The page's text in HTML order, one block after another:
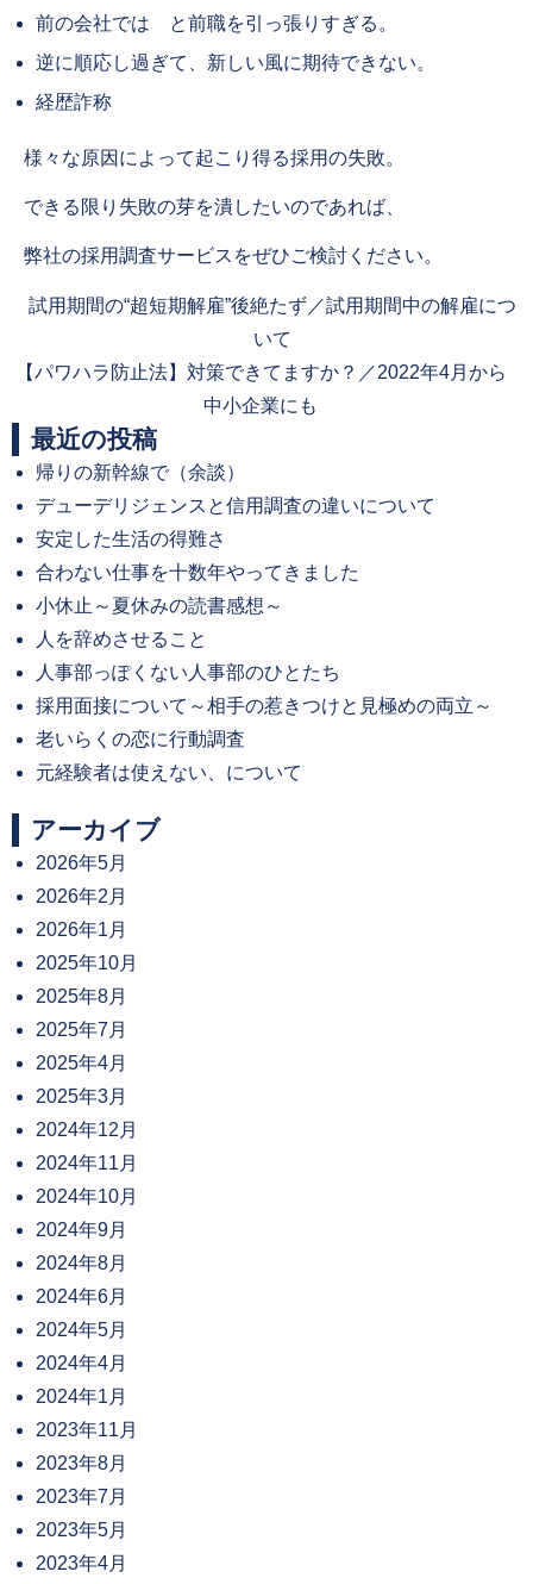
前の会社では と前職を引っ張りすぎる。
逆に順応し過ぎて、新しい風に期待できない。
経歴詐称
様々な原因によって起こり得る採用の失敗。
できる限り失敗の芽を潰したいのであれば、
弊社の採用調査サービスをぜひご検討ください。
Previous
試用期間の“超短期解雇”後絶たず／試用期間中の解雇につ
いて
Next
【パワハラ防止法】対策できてますか？／2022年4月から
中小企業にも
最近の投稿
帰りの新幹線で（余談）
デューデリジェンスと信用調査の違いについて
安定した生活の得難さ
合わない仕事を十数年やってきました
小休止～夏休みの読書感想～
人を辞めさせること
人事部っぽくない人事部のひとたち
採用面接について～相手の惹きつけと見極めの両立～
老いらくの恋に行動調査
元経験者は使えない、について
アーカイブ
2026年5月
2026年2月
2026年1月
2025年10月
2025年8月
2025年7月
2025年4月
2025年3月
2024年12月
2024年11月
2024年10月
2024年9月
2024年8月
2024年6月
2024年5月
2024年4月
2024年1月
2023年11月
2023年8月
2023年7月
2023年5月
2023年4月